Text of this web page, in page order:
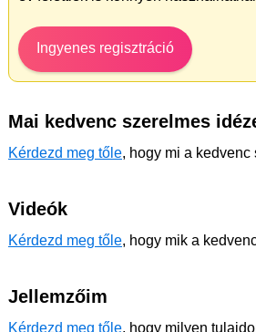
Ingyenes regisztráció
Mai kedvenc szerelmes
Kérdezd meg tőle, hogy mi a kedvenc
Videók
Kérdezd meg tőle, hogy mik a
Jellemzőim
Kérdezd meg tőle, hogy milyen